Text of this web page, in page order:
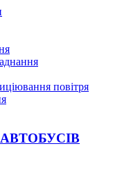
повітря